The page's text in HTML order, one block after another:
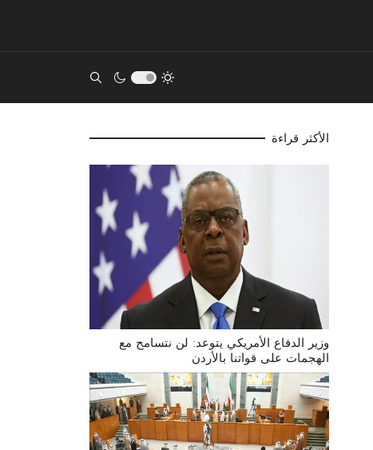
for results.
الأكثر قراءة
وزير الدفاع الأمريكي يتوعد: لن نتسامح مع
الهجمات على قواتنا بالأردن